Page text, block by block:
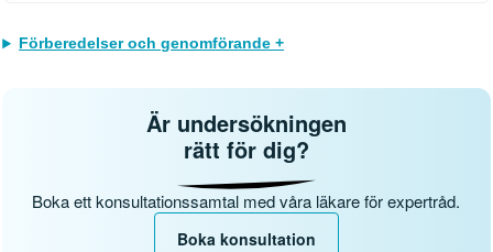
Förberedelser och genomförande +
Är undersökningen
rätt för dig?
Boka ett konsultationssamtal med våra läkare för expertråd.
Boka konsultation